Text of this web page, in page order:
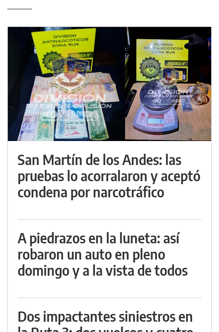
San Martín de los Andes: las
pruebas lo acorralaron y aceptó
condena por narcotráfico
A piedrazos en la luneta: así
robaron un auto en pleno
domingo y a la vista de todos
Dos impactantes siniestros en